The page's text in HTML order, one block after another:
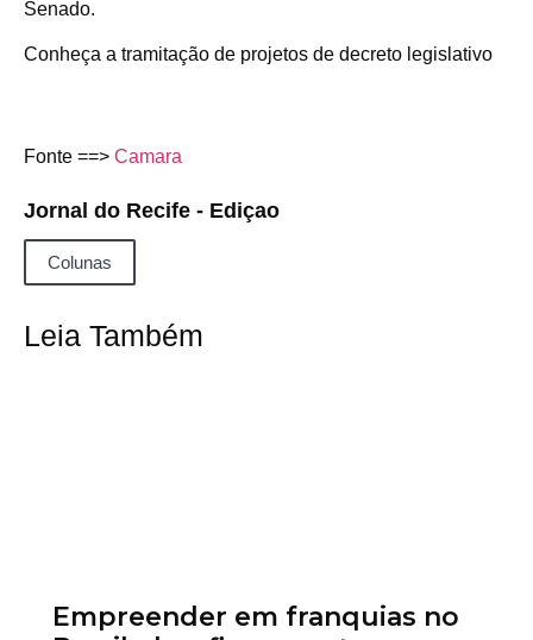
Senado.
Conheça a tramitação de projetos de decreto legislativo
Fonte ==> Camara
Jornal do Recife - Ediçao
Colunas
Leia Também
Empreender em franquias no